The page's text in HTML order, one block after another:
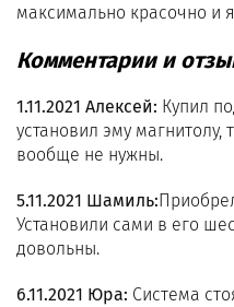
максимально красочно и
Комментарии и
1.11.2021 Алексей: Купил
установил эму магнитолу,
вообще не нужны.
5.11.2021 Шамиль:
Установили сами в его
довольны.
6.11.2021 Юра: Система